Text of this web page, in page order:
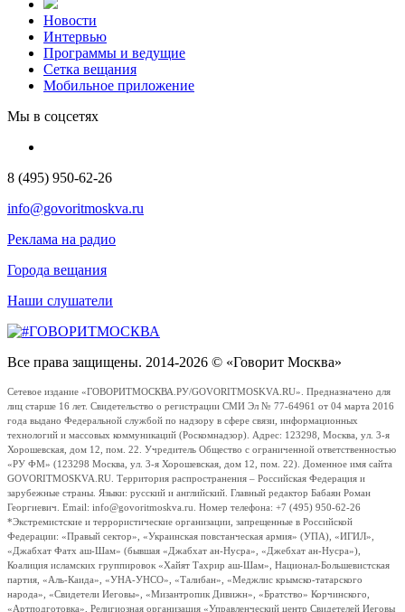
Новости
Интервью
Программы и ведущие
Сетка вещания
Мобильное приложение
Мы в соцсетях
8 (495) 950-62-26
info@govoritmoskva.ru
Реклама на радио
Города вещания
Наши слушатели
Все права защищены. 2014-2026 © «Говорит Москва»
Сетевое издание «ГОВОРИТМОСКВА.РУ/GOVORITMOSKVA.RU». Предназначено для
лиц старше 16 лет. Свидетельство о регистрации СМИ Эл № 77-64961 от 04 марта 2016
года выдано Федеральной службой по надзору в сфере связи, информационных
технологий и массовых коммуникаций (Роскомнадзор). Адрес: 123298, Москва, ул. 3-я
Хорошевская, дом 12, пом. 22. Учредитель Общество с ограниченной ответственностью
«РУ ФМ» (123298 Москва, ул. 3-я Хорошевская, дом 12, пом. 22). Доменное имя сайта
GOVORITMOSKVA.RU. Территория распространения – Российская Федерация и
зарубежные страны. Языки: русский и английский. Главный редактор Бабаян Роман
Георгиевич. Email: info@govoritmoskva.ru. Номер телефона: +7 (495) 950-62-26
*Экстремистские и террористические организации, запрещенные в Российской
Федерации: «Правый сектор», «Украинская повстанческая армия» (УПА), «ИГИЛ»,
«Джабхат Фатх аш-Шам» (бывшая «Джабхат ан-Нусра», «Джебхат ан-Нусра»),
Коалиция исламских группировок «Хайят Тахрир аш-Шам», Национал-Большевистская
партия, «Аль-Каида», «УНА-УНСО», «Талибан», «Меджлис крымско-татарского
народа», «Свидетели Иеговы», «Мизантропик Дивижн», «Братство» Корчинского,
«Артподготовка», Религиозная организация «Управленческий центр Свидетелей Иеговы